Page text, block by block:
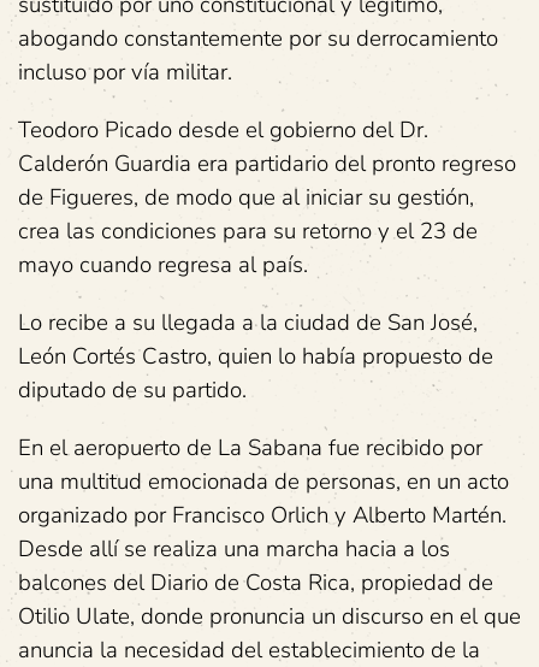
abogando constantemente por su derrocamiento
incluso por vía militar.
Teodoro Picado desde el gobierno del Dr.
Calderón Guardia era partidario del pronto regreso
de Figueres, de modo que al iniciar su gestión,
crea las condiciones para su retorno y el 23 de
mayo cuando regresa al país.
Lo recibe a su llegada a la ciudad de San José,
León Cortés Castro, quien lo había propuesto de
diputado de su partido.
En el aeropuerto de La Sabana fue recibido por
una multitud emocionada de personas, en un acto
organizado por Francisco Orlich y Alberto Martén.
Desde allí se realiza una marcha hacia a los
balcones del Diario de Costa Rica, propiedad de
Otilio Ulate, donde pronuncia un discurso en el que
anuncia la necesidad del establecimiento de la